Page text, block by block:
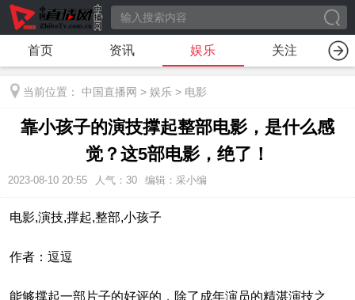
首页 资讯 娱乐 关注
当前位置： 中国直播网 > 娱乐 > 电影
靠小孩子的演技撑起整部电影，是什么感
觉？这5部电影，绝了！
2023-08-10 20:55 人气： 30 编辑：采小编
电影,演技,撑起,整部,小孩子
作者：逗逗
能够撑起一部片子的好评的，除了成年演员的精湛演技之